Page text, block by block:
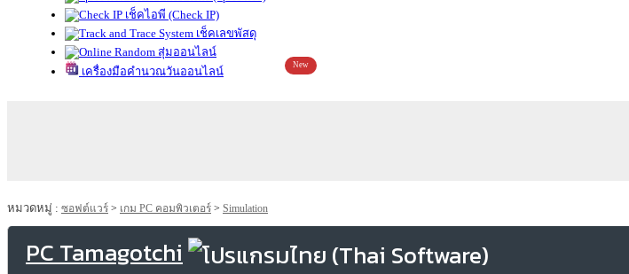
เช็คไอพี (Check IP)
เช็คเลขพัสดุ
สุ่มออนไลน์
เครื่องมือคำนวณวันออนไลน์
New
หมวดหมู่ : ซอฟต์แวร์ > เกม PC คอมพิวเตอร์ > Simulation
PC Tamagotchi